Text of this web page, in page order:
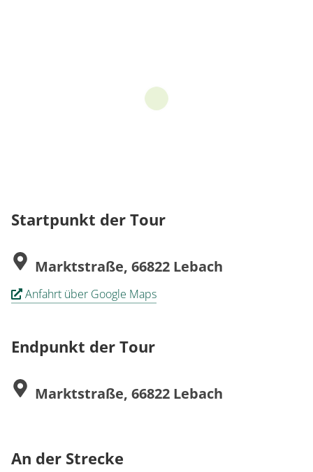
Startpunkt der Tour
Marktstraße, 66822 Lebach
Anfahrt über Google Maps
Endpunkt der Tour
Marktstraße, 66822 Lebach
An der Strecke